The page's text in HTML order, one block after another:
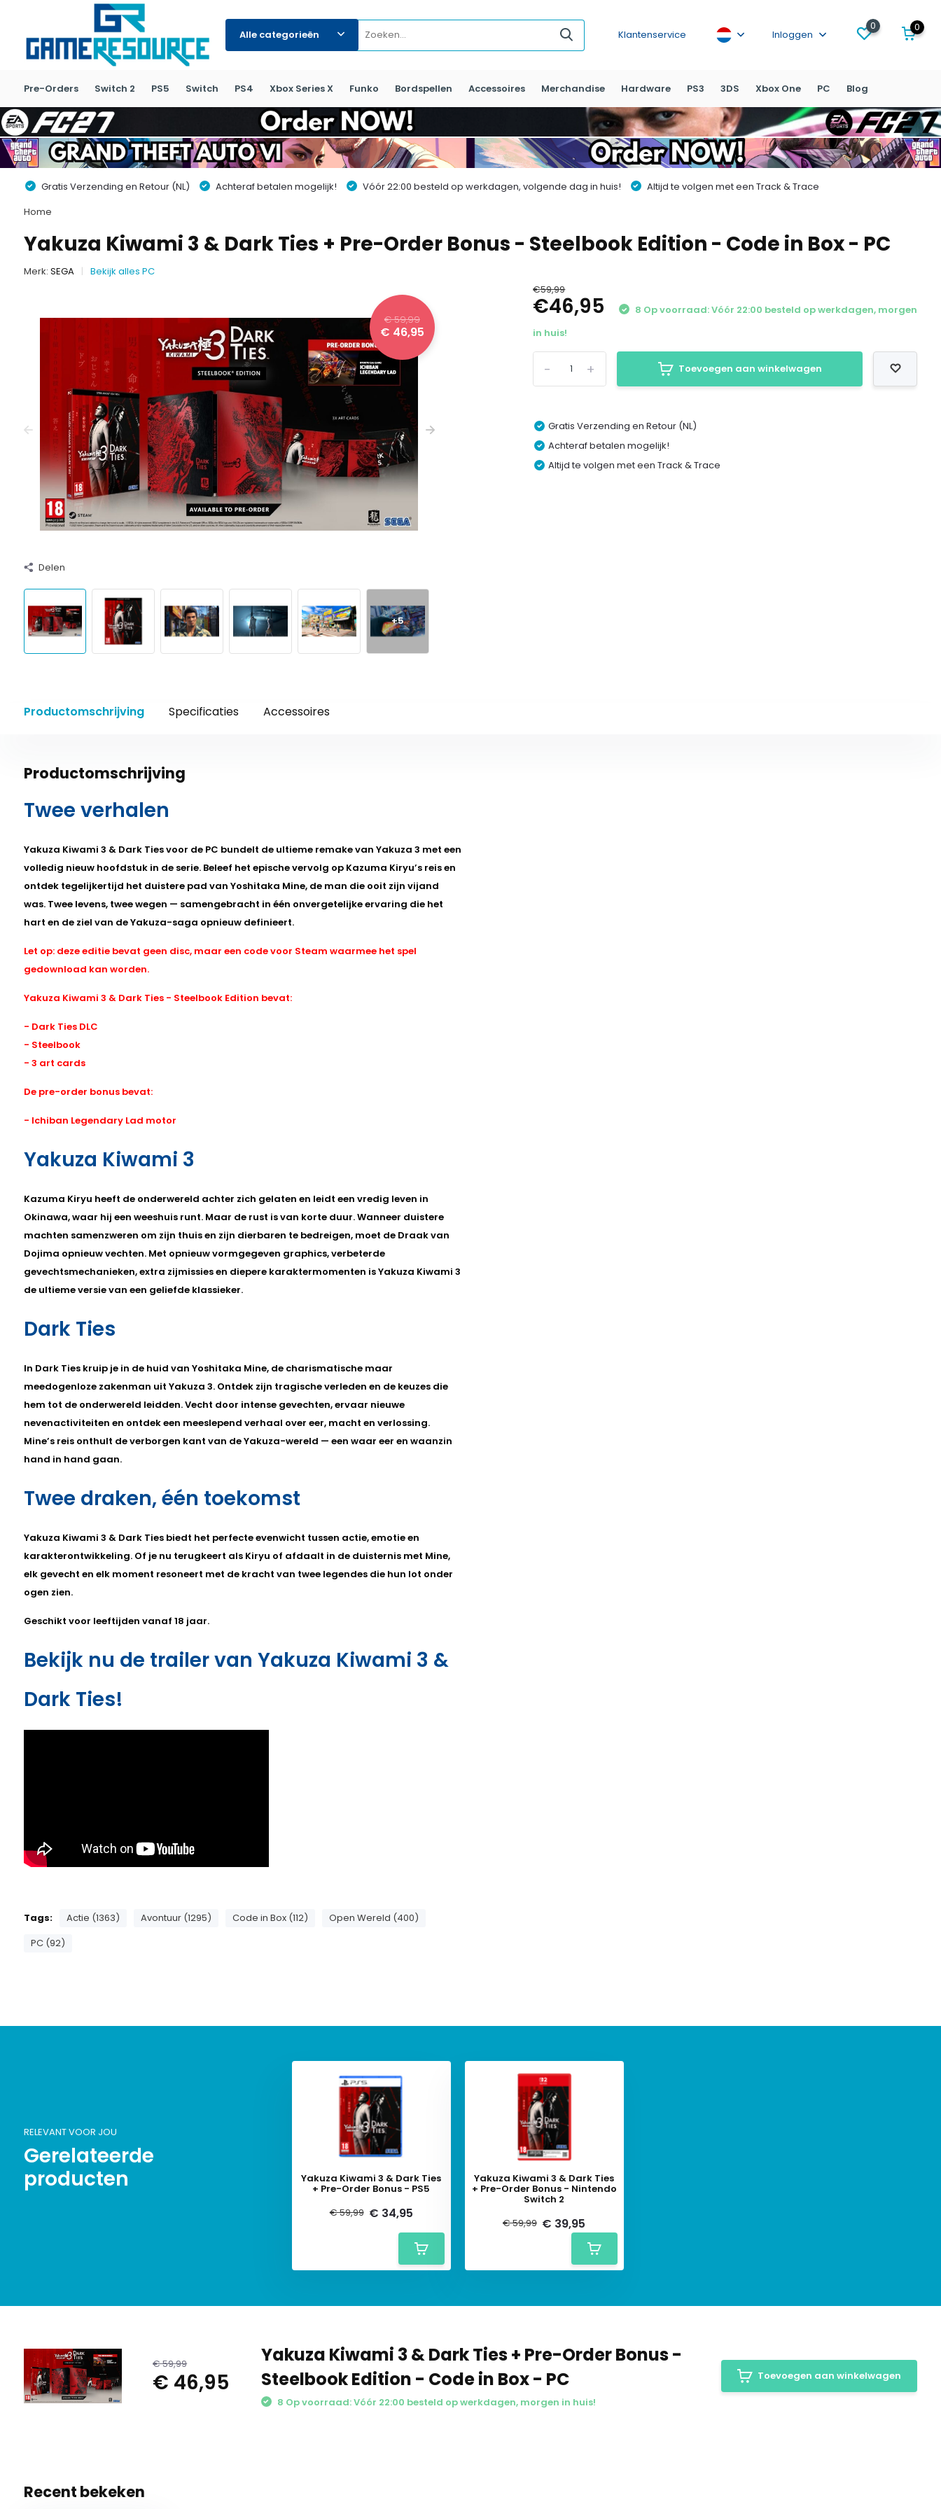
Alle categorieën Klantenservice Inloggen
0 0
Pre-Orders Switch 2 PS5 Switch PS4 Xbox Series X Funko Bordspellen Accessoires Merchandise Hardware PS3 3DS Xbox One PC Blog
Gratis Verzending en Retour (NL) Achteraf betalen mogelijk! Vóór 22:00 besteld op werkdagen, volgende dag in huis!
Altijd te volgen met een Track & Trace
Home
Yakuza Kiwami 3 & Dark Ties + Pre-Order Bonus - Steelbook Edition - Code in Box - PC
Merk: SEGA Bekijk alles PC
€ 59,99
€ 46,95
Delen
+5
€59,99
€46,95
8 Op voorraad: Vóór 22:00 besteld op werkdagen, morgen
in huis!
+
- Toevoegen aan winkelwagen
Gratis Verzending en Retour (NL)
Achteraf betalen mogelijk!
Altijd te volgen met een Track & Trace
Productomschrijving Specificaties Accessoires
Productomschrijving
Twee verhalen
Yakuza Kiwami 3 & Dark Ties voor de PC bundelt de ultieme remake van Yakuza 3 met een
volledig nieuw hoofdstuk in de serie. Beleef het epische vervolg op Kazuma Kiryu’s reis en
ontdek tegelijkertijd het duistere pad van Yoshitaka Mine, de man die ooit zijn vijand
was. Twee levens, twee wegen — samengebracht in één onvergetelijke ervaring die het
hart en de ziel van de Yakuza-saga opnieuw definieert.
Let op: deze editie bevat geen disc, maar een code voor Steam waarmee het spel
gedownload kan worden.
Yakuza Kiwami 3 & Dark Ties - Steelbook Edition bevat:
- Dark Ties DLC
- Steelbook
- 3 art cards
De pre-order bonus bevat:
- Ichiban Legendary Lad motor
Yakuza Kiwami 3
Kazuma Kiryu heeft de onderwereld achter zich gelaten en leidt een vredig leven in
Okinawa, waar hij een weeshuis runt. Maar de rust is van korte duur. Wanneer duistere
machten samenzweren om zijn thuis en zijn dierbaren te bedreigen, moet de Draak van
Dojima opnieuw vechten. Met opnieuw vormgegeven graphics, verbeterde
gevechtsmechanieken, extra zijmissies en diepere karaktermomenten is Yakuza Kiwami 3
de ultieme versie van een geliefde klassieker.
Dark Ties
In Dark Ties kruip je in de huid van Yoshitaka Mine, de charismatische maar
meedogenloze zakenman uit Yakuza 3. Ontdek zijn tragische verleden en de keuzes die
hem tot de onderwereld leidden. Vecht door intense gevechten, ervaar nieuwe
nevenactiviteiten en ontdek een meeslepend verhaal over eer, macht en verlossing.
Mine’s reis onthult de verborgen kant van de Yakuza-wereld — een waar eer en waanzin
hand in hand gaan.
Twee draken, één toekomst
Yakuza Kiwami 3 & Dark Ties biedt het perfecte evenwicht tussen actie, emotie en
karakterontwikkeling. Of je nu terugkeert als Kiryu of afdaalt in de duisternis met Mine,
elk gevecht en elk moment resoneert met de kracht van twee legendes die hun lot onder
ogen zien.
Geschikt voor leeftijden vanaf 18 jaar.
Bekijk nu de trailer van Yakuza Kiwami 3 &
Dark Ties!
Tags: Actie (1363) Avontuur (1295) Code in Box (112)
Open Wereld (400)
PC (92)
RELEVANT VOOR JOU
Gerelateerde
producten
Yakuza Kiwami 3 & Dark Ties
+ Pre-Order Bonus - PS5
€ 59,99 € 34,95
Yakuza Kiwami 3 & Dark Ties
+ Pre-Order Bonus - Nintendo
Switch 2
€ 59,99 € 39,95
€ 59,99
€ 46,95
Yakuza Kiwami 3 & Dark Ties + Pre-Order Bonus -
Steelbook Edition - Code in Box - PC
8 Op voorraad: Vóór 22:00 besteld op werkdagen, morgen in huis!
Toevoegen aan winkelwagen
Recent bekeken